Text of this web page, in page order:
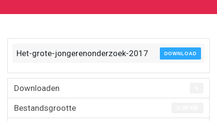
Het-grote-jongerenonderzoek-2017 DOWNLOAD
Downloaden
Bestandsgrootte